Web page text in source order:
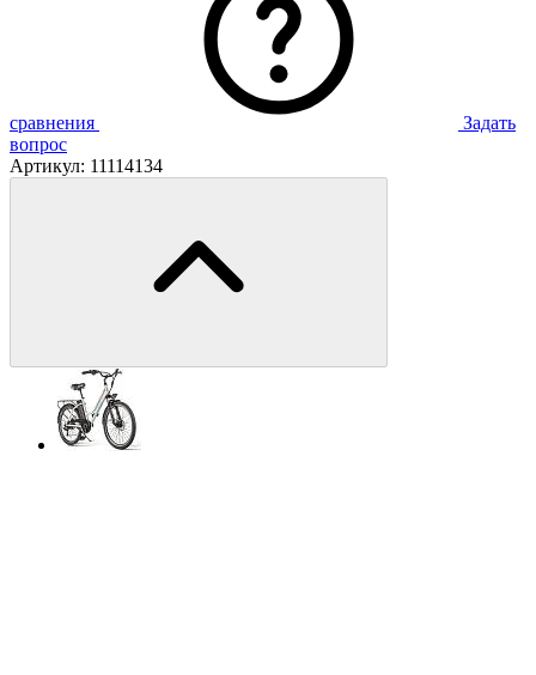
сравнения
Задать
вопрос
Артикул: 11114134